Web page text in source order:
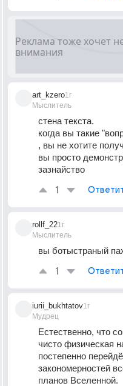
art_kzero
Мыслитель
1г
стена текста.
когда вы такие
, вы не хотите
вы просто
зазнайство
1
rollf_22
Мыслитель
1г
вы ботыстраный
1
iurii_bukhtatov
Мудрец
1г
Естественно, что
чисто физическая
постепенно
закономерностей
планов Вселенной.